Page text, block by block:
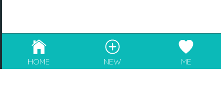
成為blogger，請電郵至 info@rebeaute.hk
© 2026 re:Beauté
HOME NEW ME